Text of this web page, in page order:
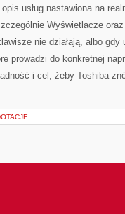
usług nastawiona na
Wyświetlacze
nie działają, albo gdy
prowadzi do konkretnej
i cel, żeby Toshiba